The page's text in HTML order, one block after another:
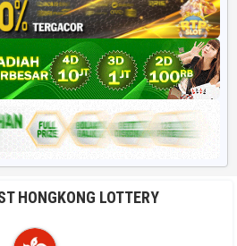
HONGKONG LOTTERY